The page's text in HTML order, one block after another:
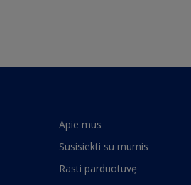
Apie mus
Susisiekti su mumis
Rasti parduotuvę